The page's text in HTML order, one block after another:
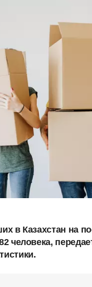
в Казахстан на
человека,